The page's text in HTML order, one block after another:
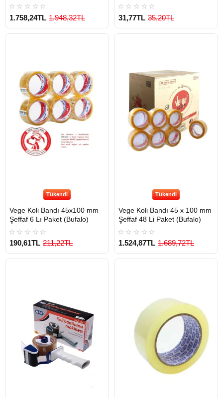
1.758,24TL 1.948,32TL 31,77TL 35,20TL
Tükendi
Vege Koli Bandı 45x100 mm
Şeffaf 6 Lı Paket (Bufalo)
190,61TL 211,22TL
Tükendi
Vege Koli Bandı 45 x 100 mm
Şeffaf 48 Li Paket (Bufalo)
1.524,87TL 1.689,72TL